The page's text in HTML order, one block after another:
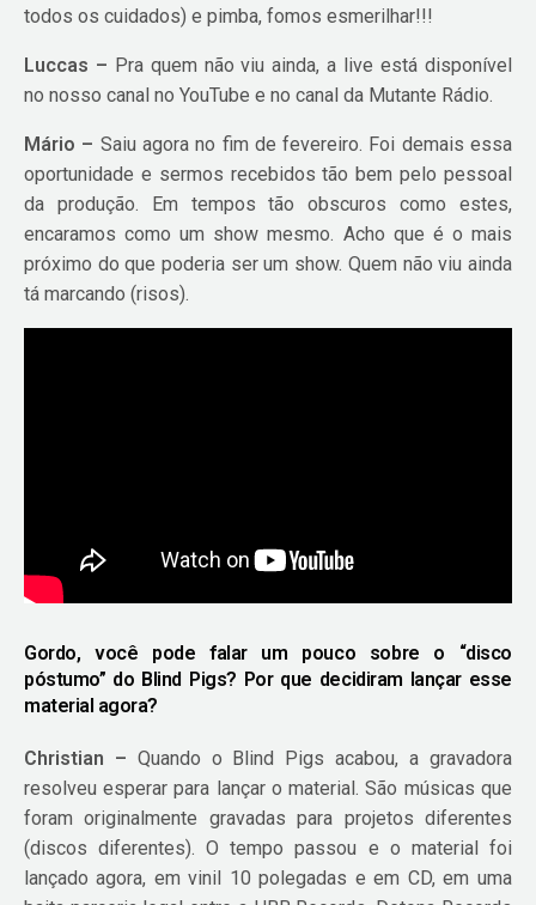
todos os cuidados) e pimba, fomos esmerilhar!!!
Luccas – Pra quem não viu ainda, a live está disponível
no nosso canal no YouTube e no canal da Mutante Rádio.
Mário – Saiu agora no fim de fevereiro. Foi demais essa
oportunidade e sermos recebidos tão bem pelo pessoal
da produção. Em tempos tão obscuros como estes,
encaramos como um show mesmo. Acho que é o mais
próximo do que poderia ser um show. Quem não viu ainda
tá marcando (risos).
Gordo, você pode falar um pouco sobre o “disco
póstumo” do Blind Pigs? Por que decidiram lançar esse
material agora?
Christian – Quando o Blind Pigs acabou, a gravadora
resolveu esperar para lançar o material. São músicas que
foram originalmente gravadas para projetos diferentes
(discos diferentes). O tempo passou e o material foi
lançado agora, em vinil 10 polegadas e em CD, em uma